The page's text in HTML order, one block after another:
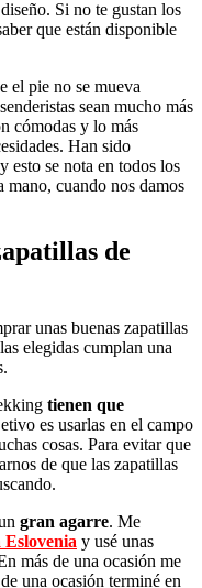
Si no te gustan los
que están disponible
el pie no se mueva
sean mucho más
cómodas y lo más
Han sido
esto se nota en todos los
mano, cuando nos damos
de
unas buenas zapatillas
elegidas cumplan una
tienen que
es usarlas en el campo
cosas. Para evitar que
de que las zapatillas
gran agarre. Me
Eslovenia y usé unas
más de una ocasión me
una ocasión terminé en